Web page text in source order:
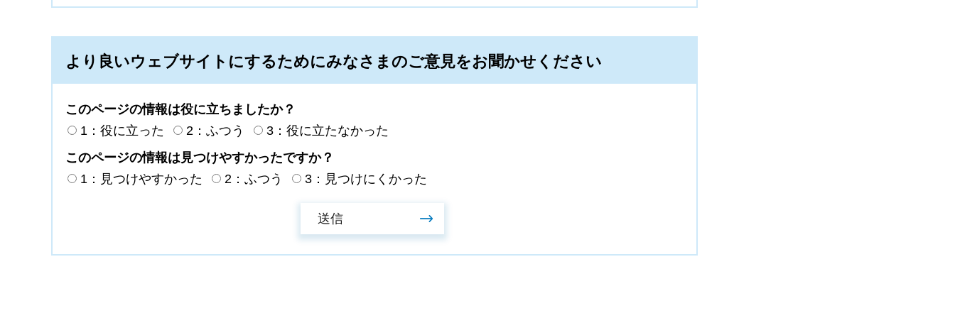
より良いウェブサイトにするためにみなさまのご意見をお聞かせください
このページの情報は役に立ちましたか？
1：役に立った
2：ふつう
3：役に立たなかった
このページの情報は見つけやすかったですか？
1：見つけやすかった
2：ふつう 3：見つけにくかった